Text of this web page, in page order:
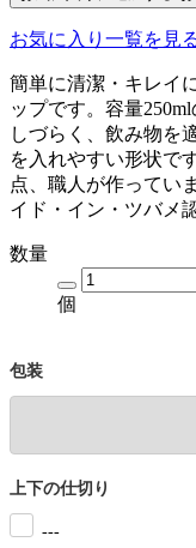
お気に入り一覧を見
簡単に清潔・キレイ
ップです。容量
しづらく、飲み物を
を入れやすい形状で
点、職人が作ってい
イド・イン・ツバメ
数量
個
包装
上下の仕切り
---